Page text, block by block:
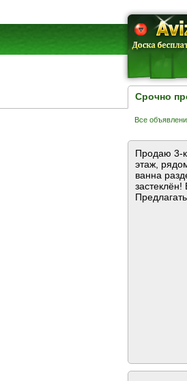
Срочно
Все
Продаю 3-
этаж,
ванна